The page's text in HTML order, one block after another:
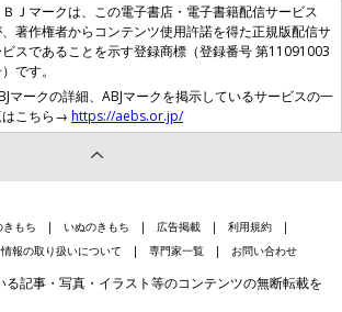
ＢＪマークは、この電子書店・電子書籍配信サービス
著作権者からコンテンツ使用許諾を得た正規版配信サ
ビスであることを示す登録商標（登録番号 第11091003
です。
マークの詳細、ABJマークを掲示しているサービスの一
はこちら→ https://aebs.or.jp/
もち いぬのきもち 広告掲載
利用規約
報の取り扱いについて 専門家一覧 お問い合わせ
記事・写真・イラスト等のコンテンツの無断転載を